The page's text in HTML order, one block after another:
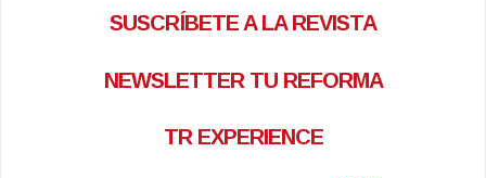
SUSCRÍBETE A LA REVISTA
NEWSLETTER TU REFORMA
TR EXPERIENCE